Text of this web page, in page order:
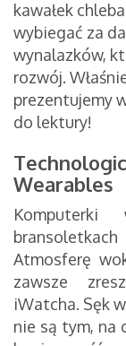
kawałek
wybiegać za
wynalazków,
rozwój.
prezentujemy
do lektury!
Wearables
Atmosferę
zawsze
iWatcha. Sęk
nie są tym, na